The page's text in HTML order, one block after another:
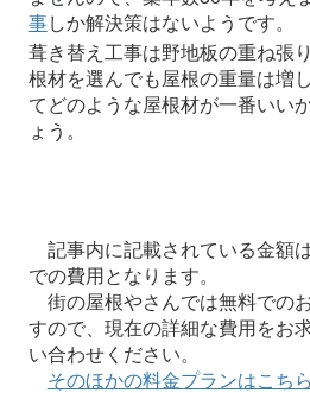
事しか解決策はないようです。
葺き替え工事は野地板の重ね張
根材を選んでも屋根の重量は増
てどのような屋根材が一番いい
ょう。
記事内に記載されている金額
での費用となります。
街の屋根やさんでは無料での
すので、現在の詳細な費用をお
い合わせください。
そのほかの料金プランはこち